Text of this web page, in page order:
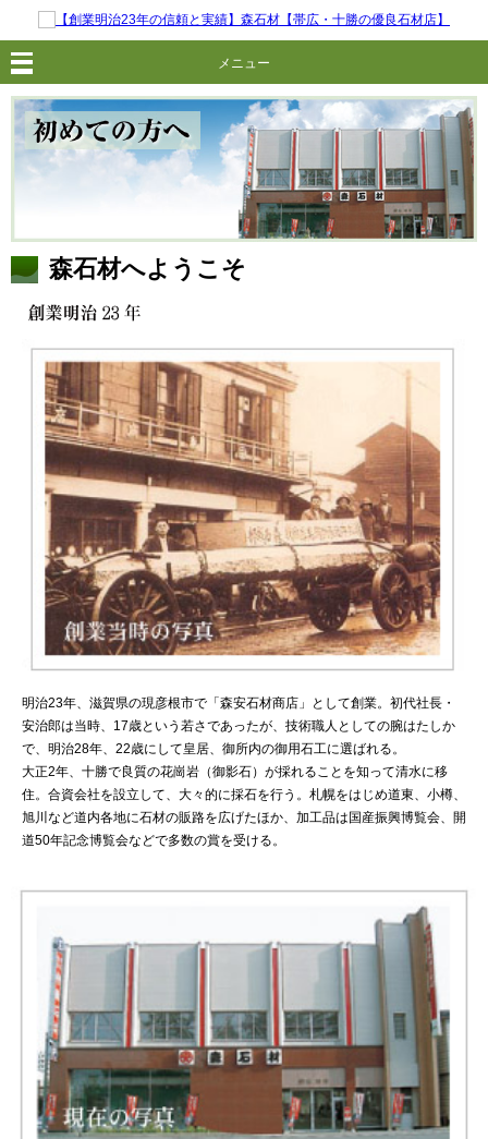
メニュー
森石材へようこそ
明治23年、滋賀県の現彦根市で「森安石材商店」として創業。初代社長・
安治郎は当時、17歳という若さであったが、技術職人としての腕はたしか
で、明治28年、22歳にして皇居、御所内の御用石工に選ばれる。
大正2年、十勝で良質の花崗岩（御影石）が採れることを知って清水に移
住。合資会社を設立して、大々的に採石を行う。札幌をはじめ道東、小樽、
旭川など道内各地に石材の販路を広げたほか、加工品は国産振興博覧会、開
道50年記念博覧会などで多数の賞を受ける。